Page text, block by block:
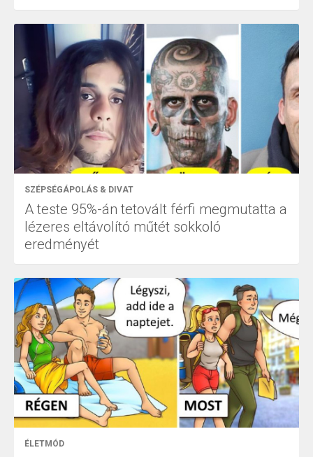
SZÉPSÉGÁPOLÁS & DIVAT
A teste 95%-án tetovált férfi megmutatta a
lézeres eltávolító műtét sokkoló
eredményét
ÉLETMÓD